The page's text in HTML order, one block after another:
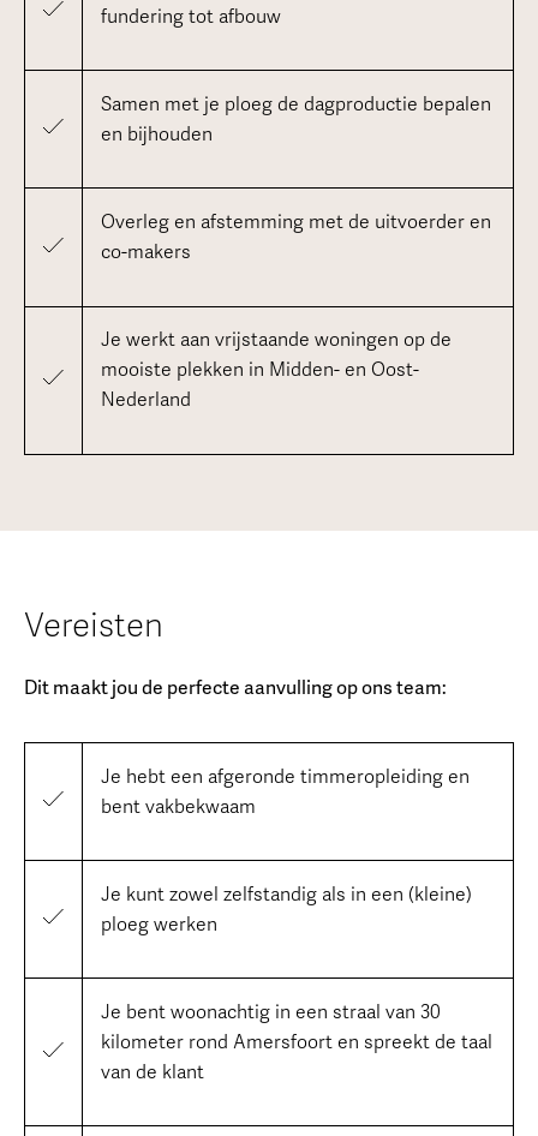
fundering tot afbouw
Samen met je ploeg de dagproductie bepalen
en bijhouden
Overleg en afstemming met de uitvoerder en
co-makers
Je werkt aan vrijstaande woningen op de
mooiste plekken in Midden- en Oost-
Nederland
Vereisten
Dit maakt jou de perfecte aanvulling op ons team:
Je hebt een afgeronde timmeropleiding en
bent vakbekwaam
Je kunt zowel zelfstandig als in een (kleine)
ploeg werken
Je bent woonachtig in een straal van 30
kilometer rond Amersfoort en spreekt de taal
van de klant